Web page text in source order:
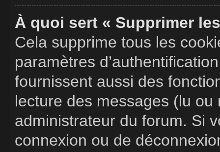
À quoi sert « Supprimer
Cela supprime tous les
paramètres
fournissent aussi des
lecture des messages (lu
administrateur du forum. Si
connexion ou de